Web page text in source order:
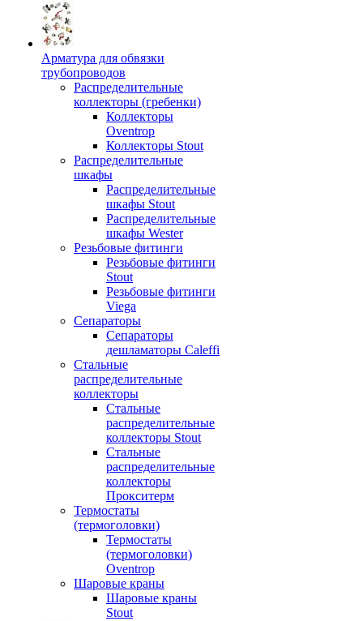
Арматура для обвязки
трубопроводов
Распределительные
коллекторы (гребенки)
Коллекторы
Oventrop
Коллекторы Stout
Распределительные
шкафы
Распределительные
шкафы Stout
Распределительные
шкафы Wester
Резьбовые фитинги
Резьбовые фитинги
Stout
Резьбовые фитинги
Viega
Сепараторы
Сепараторы
дешламаторы Caleffi
Стальные
распределительные
коллекторы
Стальные
распределительные
коллекторы Stout
Стальные
распределительные
коллекторы
Прокситерм
Термостаты
(термоголовки)
Термостаты
(термоголовки)
Oventrop
Шаровые краны
Шаровые краны
Stout